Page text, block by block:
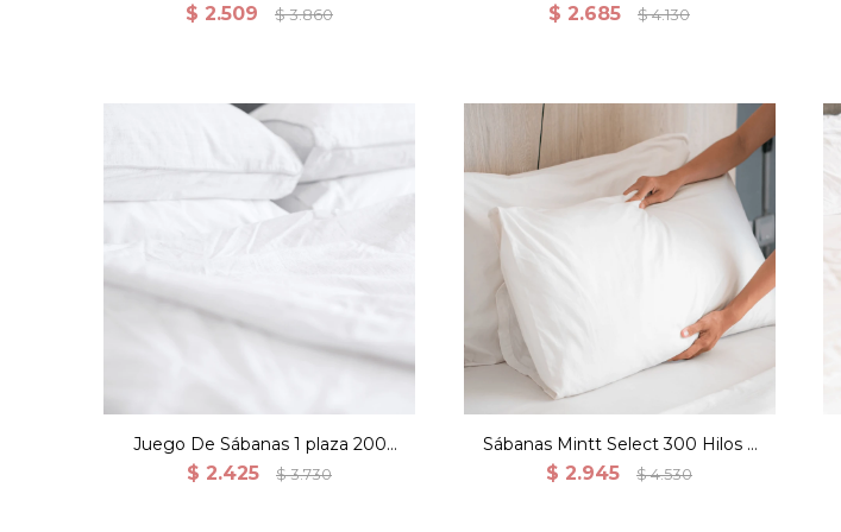
Media
$ 2.509 $ 3.860 Hilos 100% Algodón - Blanco
$ 2.685 $ 4.130
Juego De Sábanas 1 plaza 200
Hilos 100% Algodón - Blanco
$ 2.425 $ 3.730
Sábanas Mintt Select 300 Hilos 2
Fundas - 2 plazas
$ 2.945 $ 4.530